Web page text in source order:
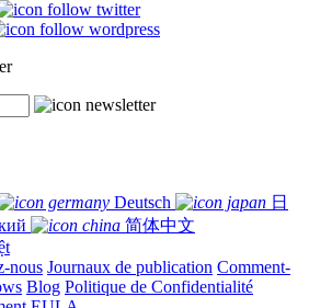
Deutsch
日
简体中文
nous Journaux de publication Comment-
Blog Politique de Confidentialité